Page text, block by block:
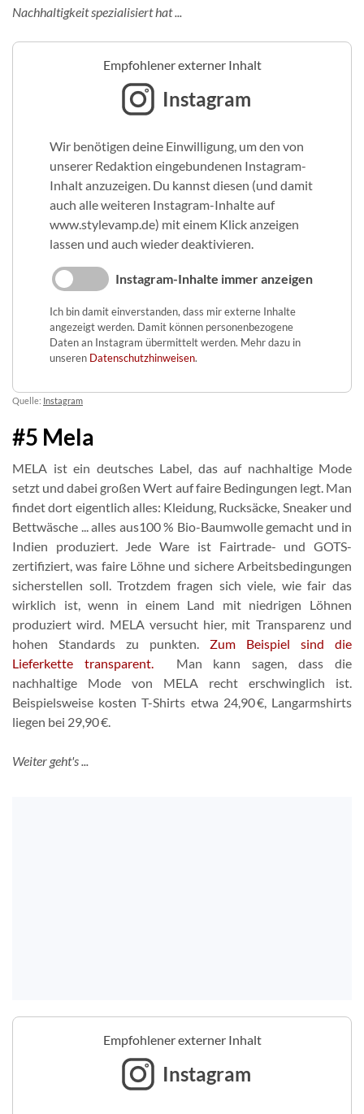
Nachhaltigkeit spezialisiert hat ...
Empfohlener externer Inhalt
Instagram
Wir benötigen deine Einwilligung, um den von
unserer Redaktion eingebundenen Instagram-
Inhalt anzuzeigen. Du kannst diesen (und damit
auch alle weiteren Instagram-Inhalte auf
www.stylevamp.de) mit einem Klick anzeigen
lassen und auch wieder deaktivieren.
Instagram-Inhalte immer anzeigen
Ich bin damit einverstanden, dass mir externe Inhalte
angezeigt werden. Damit können personenbezogene
Daten an Instagram übermittelt werden. Mehr dazu in
unseren Datenschutzhinweisen.
Quelle: Instagram
#5 Mela
MELA ist ein deutsches Label, das auf nachhaltige Mode
setzt und dabei großen Wert auf faire Bedingungen legt. Man
findet dort eigentlich alles: Kleidung, Rucksäcke, Sneaker und
Bettwäsche ... alles aus100 % Bio-Baumwolle gemacht und in
Indien produziert. Jede Ware ist Fairtrade- und GOTS-
zertifiziert, was faire Löhne und sichere Arbeitsbedingungen
sicherstellen soll. Trotzdem fragen sich viele, wie fair das
wirklich ist, wenn in einem Land mit niedrigen Löhnen
produziert wird. MELA versucht hier, mit Transparenz und
hohen Standards zu punkten. Zum Beispiel sind die
Lieferkette transparent. Man kann sagen, dass die
nachhaltige Mode von MELA recht erschwinglich ist.
Beispielsweise kosten T-Shirts etwa 24,90 €, Langarmshirts
liegen bei 29,90 €.
Weiter geht's ...
Empfohlener externer Inhalt
Instagram